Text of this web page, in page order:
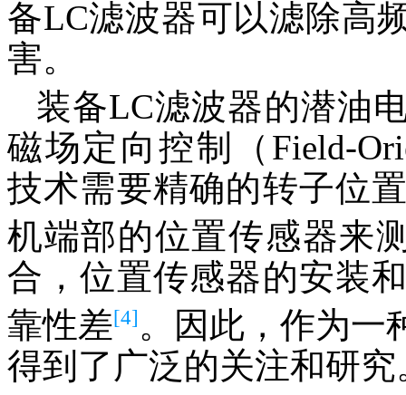
备LC滤波器可以滤除高
害。
装备LC滤波器的潜油
磁场定向控制（Field-
技术需要精确的转子位
机端部的位置传感器来
合，位置传感器的安装
靠性差[4] 。因此，作为一
得到了广泛的关注和研究